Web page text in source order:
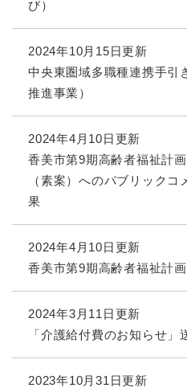
び）
2024年10月15日更新
中央東圏域多職種連携手引
推進事業）
2024年4月10日更新
香美市第9期高齢者福祉計
（素案）へのパブリック
果
2024年4月10日更新
香美市第9期高齢者福祉計
2024年3月11日更新
「介護給付費のお知らせ」
2023年10月31日更新